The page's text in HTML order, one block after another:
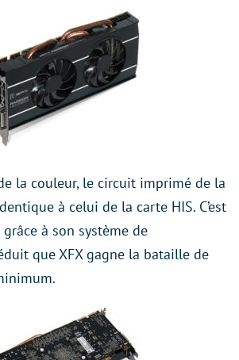
la couleur, le circuit imprimé de la
à celui de la carte HIS. C’est
à son système de
que XFX gagne la bataille de